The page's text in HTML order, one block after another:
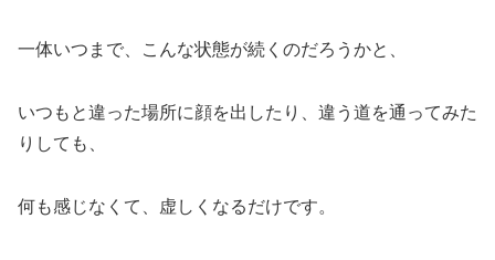
一体いつまで、こんな状態が続くのだろうかと、
いつもと違った場所に顔を出したり、違う道を通ってみた
りしても、
何も感じなくて、虚しくなるだけです。